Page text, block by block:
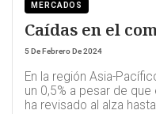
MERCADOS
Caídas en el
5 De Febrero De 2024
En la región Asia-
un 0,5% a pesar de
ha revisado al alza